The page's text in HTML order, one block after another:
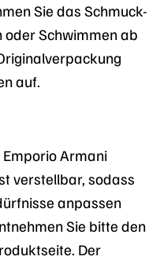
Sie das Schmuck-
oder Schwimmen ab
auf.
Armani
verstellbar, sodass
anpassen
Sie bitte den
Der